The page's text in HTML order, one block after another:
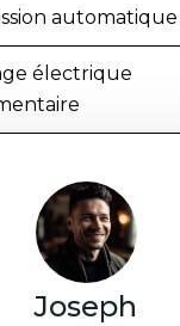
automatique
électrique
Joseph